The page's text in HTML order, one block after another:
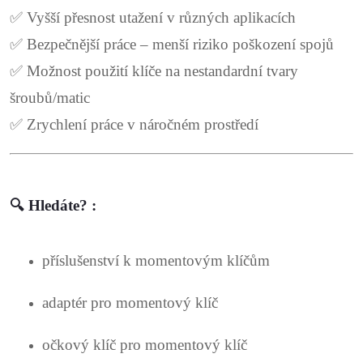
✅ Vyšší přesnost utažení v různých aplikacích
✅ Bezpečnější práce – menší riziko poškození spojů
✅ Možnost použití klíče na nestandardní tvary
šroubů/matic
✅ Zrychlení práce v náročném prostředí
🔍 Hledáte? :
příslušenství k momentovým klíčům
adaptér pro momentový klíč
očkový klíč pro momentový klíč